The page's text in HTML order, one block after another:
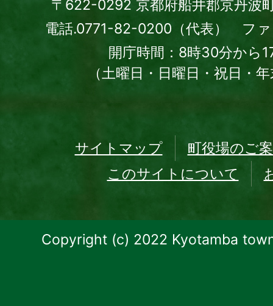
〒622-0292 京都府船井郡京丹波
電話.0771-82-0200（代表） フ
開庁時間：8時30分から
（土曜日・日曜日・祝日・
サイトマップ
町役場のご
このサイトについて
Copyright (c) 2022 Kyotamba